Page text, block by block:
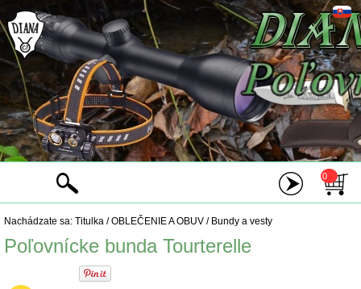
0
Nachádzate sa: Titulka /OBLEČENIE A OBUV / Bundy a vesty
Poľovnícke bunda Tourterelle